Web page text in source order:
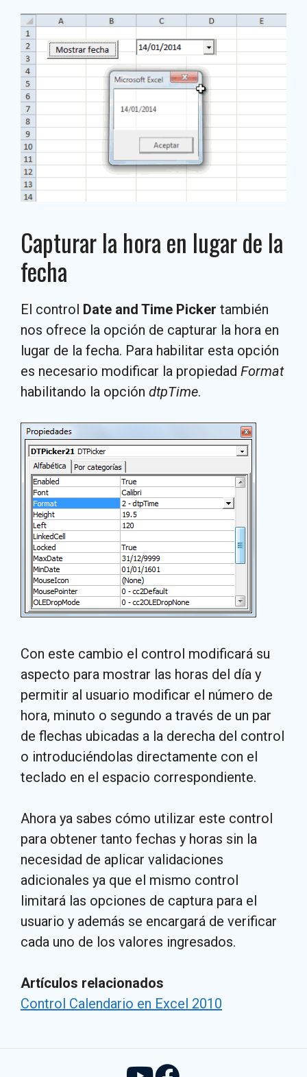
Capturar la hora en lugar de la
fecha
El control Date and Time Picker también
nos ofrece la opción de capturar la hora en
lugar de la fecha. Para habilitar esta opción
es necesario modificar la propiedad Format
habilitando la opción dtpTime.
Con este cambio el control modificará su
aspecto para mostrar las horas del día y
permitir al usuario modificar el número de
hora, minuto o segundo a través de un par
de flechas ubicadas a la derecha del control
o introduciéndolas directamente con el
teclado en el espacio correspondiente.
Ahora ya sabes cómo utilizar este control
para obtener tanto fechas y horas sin la
necesidad de aplicar validaciones
adicionales ya que el mismo control
limitará las opciones de captura para el
usuario y además se encargará de verificar
cada uno de los valores ingresados.
Artículos relacionados
Control Calendario en Excel 2010